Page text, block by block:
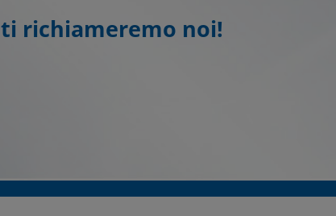
ti richiameremo noi!